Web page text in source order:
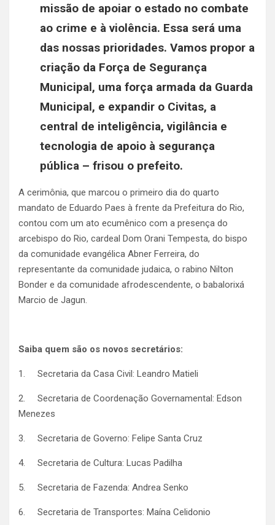
missão de apoiar o estado no combate
ao crime e à violência. Essa será uma
das nossas prioridades. Vamos propor a
criação da Força de Segurança
Municipal, uma força armada da Guarda
Municipal, e expandir o Civitas, a
central de inteligência, vigilância e
tecnologia de apoio à segurança
pública – frisou o prefeito.
A cerimônia, que marcou o primeiro dia do quarto
mandato de Eduardo Paes à frente da Prefeitura do Rio,
contou com um ato ecumênico com a presença do
arcebispo do Rio, cardeal Dom Orani Tempesta, do bispo
da comunidade evangélica Abner Ferreira, do
representante da comunidade judaica, o rabino Nilton
Bonder e da comunidade afrodescendente, o babalorixá
Marcio de Jagun.
Saiba quem são os novos secretários:
1. Secretaria da Casa Civil: Leandro Matieli
2. Secretaria de Coordenação Governamental: Edson
Menezes
3. Secretaria de Governo: Felipe Santa Cruz
4. Secretaria de Cultura: Lucas Padilha
5. Secretaria de Fazenda: Andrea Senko
6. Secretaria de Transportes: Maína Celidonio